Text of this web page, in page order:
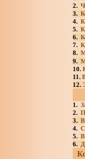
2.
3.
4.
5.
6.
7.
8.
9.
10.
11.
12.
1.
2.
3.
4.
5.
6.